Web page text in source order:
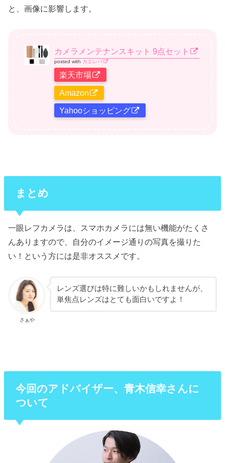
と、画像に影響します。
カメラメンテナンスキット 9点セット
posted with カエレバ
楽天市場
Amazon
Yahooショッピング
まとめ
一眼レフカメラは、スマホカメラには無い機能がたくさ
んありますので、自分のイメージ通りの写真を撮りた
い！という方には是非オススメです。
さぁや
レンズ選びは特に難しいかもしれませんが、
単焦点レンズはとても面白いですよ！
今回のアドバイザー、青木信幸さんに
ついて